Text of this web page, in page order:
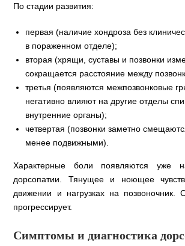
По стадии развития:
первая (наличие хондроза без
в пораженном отделе);
вторая (хрящи, суставы и позвонки
сокращается расстояние между
третья (появляются межпозвонковые
негативно влияют на другие отделы
внутренние органы);
четвертая (позвонки заметно
менее подвижными).
Характерные боли появляются уже
дорсопатии. Тянущее и ноющее
движении и нагрузках на
прогрессирует.
Симптомы и диагностика